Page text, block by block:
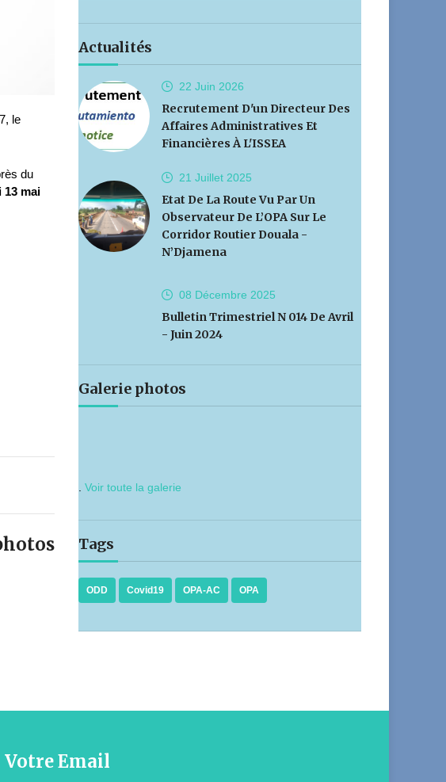
le
du
13 mai
Actualités
22 Juin 2026
Recrutement D'un Directeur Des
Affaires Administratives Et
Financières À L'ISSEA
21 Juillet 2025
Etat De La Route Vu Par Un
Observateur De L’OPA Sur Le
Corridor Routier Douala -
N’Djamena
08 Décembre 2025
Bulletin Trimestriel N 014 De Avril
- Juin 2024
Galerie photos
.Voir toute la galerie
Tags
ODD Covid19 OPA-AC OPA
Votre Email